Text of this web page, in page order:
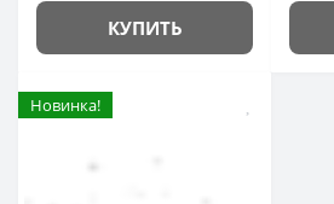
КУПИТЬ
Новинка!